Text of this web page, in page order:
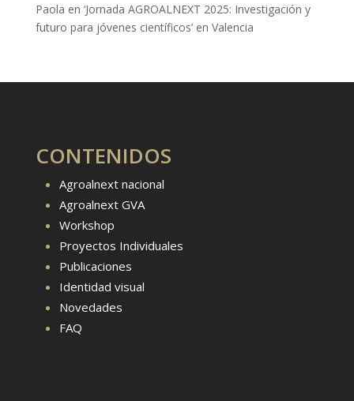
Paola en ‘Jornada AGROALNEXT 2025: Investigación y
futuro para jóvenes científicos’ en Valencia
CONTENIDOS
Agroalnext nacional
Agroalnext GVA
Workshop
Proyectos Individuales
Publicaciones
Identidad visual
Novedades
FAQ